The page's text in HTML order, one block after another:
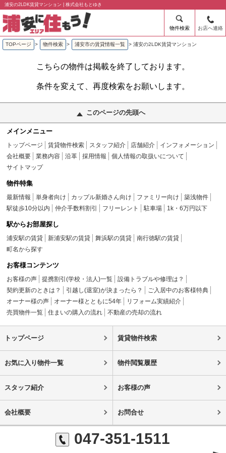
浦安の2LDK賃貸マンション | 株式会社もとゆき
物件検索 お店へ連絡
TOPページ > 物件検索 > 浦安市の賃貸情報一覧 > 浦安の2LDK賃貸マンション
こちらの物件は掲載を終了しております。
条件を変えて、再度検索をお願いします。
このページの先頭へ
メインメニュー
トップページ 賃貸物件検索 スタッフ紹介 店舗紹介
インフォメーション
会社概要
業務内容 沿革 採用情報
個人情報の取扱いについて
サイトマップ
物件特集
最新情報 単身者向け カップル新婚さん向け ファミリー向け
築浅物件
駅徒歩10分以内
仲介手数料割引 フリーレント 駐車場 1k・6万円以下
駅からお部屋探し
浦安駅の賃貸 新浦安駅の賃貸 舞浜駅の賃貸
南行徳駅の賃貸
町名から探す
お客様コンテンツ
お客様の声 提携割引(学校・法人)一覧
設備トラブルや修理は？
契約更新のときは？
引越し(退室)が決まったら？
ご入居中のお客様特典
オーナー様の声
オーナー様とともに54年
リフォーム実績紹介
売買物件一覧
住まいの購入の流れ 不動産の売却の流れ
トップページ 賃貸物件検索
お気に入り物件一覧 物件閲覧履歴
スタッフ紹介 お客様の声
会社概要 お問合せ
047-351-1511